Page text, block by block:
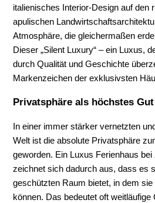
italienisches Interior-Design auf den
apulischen
Atmosphäre, die gleichermaßen
Dieser „Silent Luxury“ – ein Luxus,
durch Qualität und Geschichte
Markenzeichen der exklusivsten
Privatsphäre als höchstes
In einer immer stärker vernetzten
Welt ist die absolute Privatsphäre
geworden. Ein Luxus Ferienhaus bei
zeichnet sich dadurch aus, dass es
geschützten Raum bietet, in dem
können. Das bedeutet oft